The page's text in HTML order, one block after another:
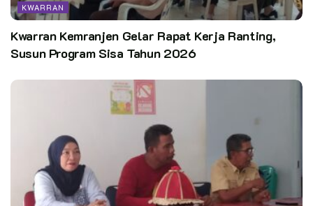
Pramuka Adalah Pewarta” menekankan bahwa setiap anggota
berpotensi dan bertanggung jawab sebagai penyampai pesan
yang baik. Peran mereka mencakup pelaporan aktivitas dari
Pewarta: Omang / Kwarran Cileungsi Kab. Bogor
KWARRAN
Kwarran Kemranjen Gelar Rapat Kerja Ranting,
Susun Program Sisa Tahun 2026